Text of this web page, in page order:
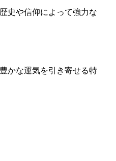
史や信仰によって強力な
かな運気を引き寄せる特